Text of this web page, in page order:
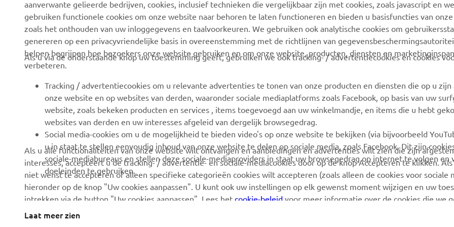
Evenementen
Press
Careers
Dealer worden
Mensenrechtenbeleid
Basisbeleid duurzaamheid
Klokkenluiderskanaal
Autoriteiten
Golfbanen
Eerste hulpverleners
Robotics
Partnerschappen
Technische informatie
voor onafhankelijke
dealers
Yamalube
Veiligheidsinformatieblad
Yamaha Music
Yamaha Racing
Yamaha Motor Global
Onderdelencatalogus
Boek een
onderhoudsbeurt
Zoek een Yamaha-dealer
Afvalbatterijen
Netherlands (Dutch)
aanverwante gelieerde bedrijven, cookies, inclusief technieken die vergelijkbaar zijn met cookies, zoals javascript en
gebruiken functionele cookies om onze website naar behoren te laten functioneren en bieden u basisfuncties van
zoals het onthouden van uw inloggegevens en taalvoorkeuren. We gebruiken ook analytische cookies om
genereren op een privacyvriendelijke basis in overeenstemming met de richtlijnen van
helpen begrijpen hoe bezoekers onze website gebruiken en om onze website, producten, diensten en
verbeteren.
Als u via de onderstaande knop uw toestemming geeft, gebruiken we ook tracking- / advertentiecookies en cookies
Tracking / advertentiecookies om u relevante advertenties te tonen van onze producten en diensten die op u
onze website en op websites van derden, waaronder sociale mediaplatforms zoals Facebook, op basis van uw
website, zoals bekeken producten en services , items toegevoegd aan uw winkelmandje, en items die u hebt
websites van derden en uw interesses afgeleid van dergelijk browsegedrag.
Social media-cookies om u de mogelijkheid te bieden video's op onze website te bekijken (via bijvoorbeeld
u in staat te stellen eenvoudig inhoud van onze website te delen op sociale media, zoals Facebook. Dit zijn
sociale-mediabureaus en stellen deze sociale-mediaproviders in staat uw browsegedrag op internet te volgen en
doeleinden te gebruiken.
Als u alle functionaliteiten van onze website wilt ontvangen en aanbiedingen en advertenties wilt zien die zijn
interesses, accepteert u de tracking- / advertentie- en sociale-mediacookies door op de knop Accepteren te klikken.
niet wenst te accepteren of alleen specifieke categorieën cookies wilt accepteren (zoals alleen de cookies voor sociale
hieronder op de knop "Uw cookies aanpassen". U kunt ook uw instellingen op elk gewenst moment wijzigen en uw
intrekken via de button "Uw cookies aanpassen". Lees het cookie-beleid voor meer informatie over de cookies die we
hoe we deze gebruiken.
Laat meer zien